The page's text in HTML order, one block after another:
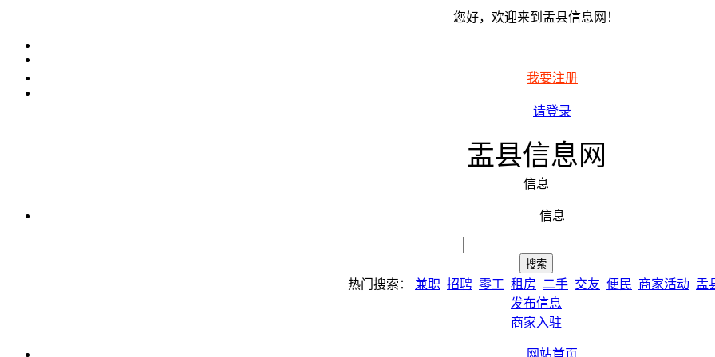
您好，欢迎来到盂县信息网！
我要注册
请登录
盂县信息网
信息
信息
热门搜索： 兼职 招聘 零工 租房 二手 交友 便民 商家活动 盂
发布信息
商家入驻
网站首页